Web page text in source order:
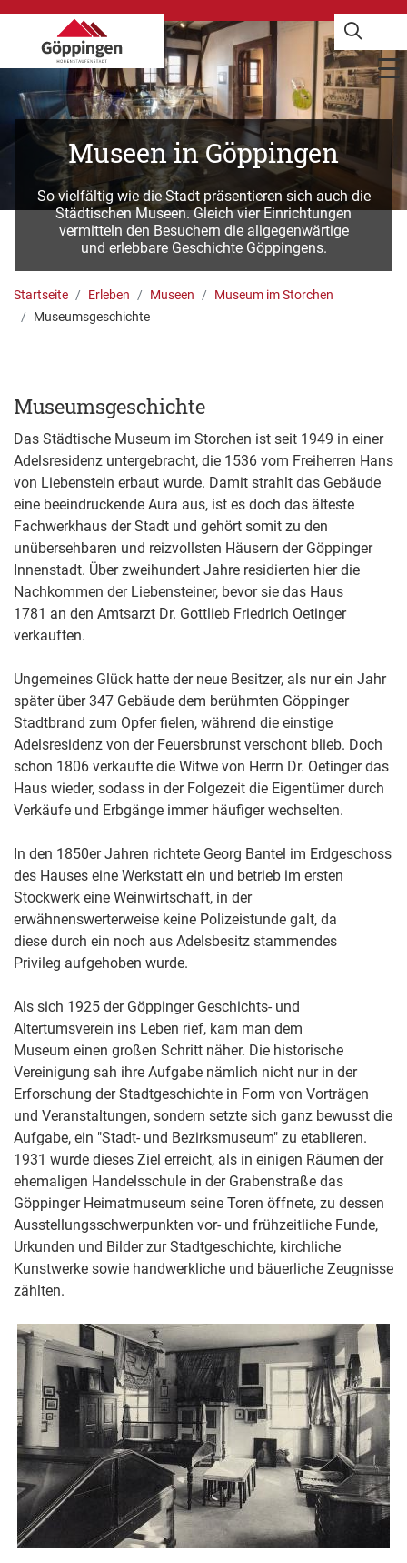
Museen in Göppingen
So vielfältig wie die Stadt präsentieren sich auch die
Städtischen Museen. Gleich vier Einrichtungen
vermitteln den Besuchern die allgegenwärtige
und erlebbare Geschichte Göppingens.
Startseite Erleben Museen
Museum im Storchen
Museumsgeschichte
Museumsgeschichte
Das Städtische Museum im Storchen ist seit 1949 in einer
Adelsresidenz untergebracht, die 1536 vom Freiherren Hans
von Liebenstein erbaut wurde. Damit strahlt das Gebäude
eine beeindruckende Aura aus, ist es doch das älteste
Fachwerkhaus der Stadt und gehört somit zu den
unübersehbaren und reizvollsten Häusern der Göppinger
Innenstadt. Über zweihundert Jahre residierten hier die
Nachkommen der Liebensteiner, bevor sie das Haus
1781 an den Amtsarzt Dr. Gottlieb Friedrich Oetinger
verkauften.
Ungemeines Glück hatte der neue Besitzer, als nur ein Jahr
später über 347 Gebäude dem berühmten Göppinger
Stadtbrand zum Opfer fielen, während die einstige
Adelsresidenz von der Feuersbrunst verschont blieb. Doch
schon 1806 verkaufte die Witwe von Herrn Dr. Oetinger das
Haus wieder, sodass in der Folgezeit die Eigentümer durch
Verkäufe und Erbgänge immer häufiger wechselten.
In den 1850er Jahren richtete Georg Bantel im Erdgeschoss
des Hauses eine Werkstatt ein und betrieb im ersten
Stockwerk eine Weinwirtschaft, in der
erwähnenswerterweise keine Polizeistunde galt, da
diese durch ein noch aus Adelsbesitz stammendes
Privileg aufgehoben wurde.
Als sich 1925 der Göppinger Geschichts- und
Altertumsverein ins Leben rief, kam man dem
Museum einen großen Schritt näher. Die historische
Vereinigung sah ihre Aufgabe nämlich nicht nur in der
Erforschung der Stadtgeschichte in Form von Vorträgen
und Veranstaltungen, sondern setzte sich ganz bewusst die
Aufgabe, ein "Stadt- und Bezirksmuseum" zu etablieren.
1931 wurde dieses Ziel erreicht, als in einigen Räumen der
ehemaligen Handelsschule in der Grabenstraße das
Göppinger Heimatmuseum seine Toren öffnete, zu dessen
Ausstellungsschwerpunkten vor- und frühzeitliche Funde,
Urkunden und Bilder zur Stadtgeschichte, kirchliche
Kunstwerke sowie handwerkliche und bäuerliche Zeugnisse
zählten.